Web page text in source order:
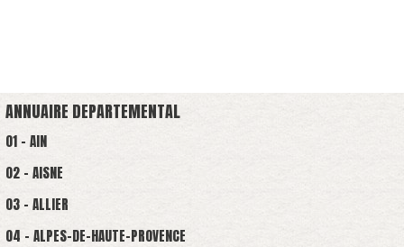
ANNUAIRE DEPARTEMENTAL
01 - AIN
02 - AISNE
03 - ALLIER
04 - ALPES-DE-HAUTE-PROVENCE